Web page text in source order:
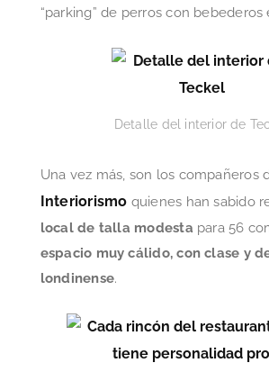
“parking” de perros con bebederos
Detalle del interior de
Una vez más, son los compañeros
Interiorismo quienes han sabido
local de talla modesta para 56
espacio muy cálido, con clase y
londinense.